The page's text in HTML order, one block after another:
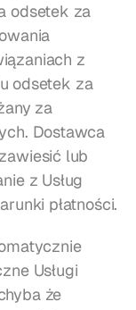
odsetek za
z
odsetek za
za
Dostawca
lub
z Usług
płatności.
Usługi
że